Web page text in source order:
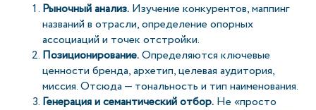
Рыночный анализ. Изучение конкурентов, маппинг
названий в отрасли, определение опорных
ассоциаций и точек отстройки.
Позиционирование.Определяются ключевые
ценности бренда, архетип, целевая аудитория,
миссия. Отсюда — тональность и тип наименования.
Генерация и семантический отбор. Не «просто